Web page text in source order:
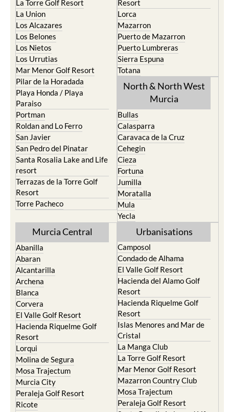
Los Alcazares
Los Belones
Los Nietos
Los Urrutias
Mar Menor Golf Resort
Pilar de la Horadada
Playa Honda / Playa
Paraiso
Portman
Roldan and Lo Ferro
San Javier
San Pedro del Pinatar
Santa Rosalia Lake and Life
resort
Terrazas de la Torre Golf
Resort
Torre Pacheco
Mazarron
Puerto de Mazarron
Puerto Lumbreras
Sierra Espuna
Totana
North & North West
Murcia
Caravaca de la Cruz
Cehegin
Cieza
Fortuna
Jumilla
Moratalla
Mula
Yecla
Murcia Central
Abanilla
Alcantarilla
Archena
Blanca
Corvera
El Valle Golf Resort
Hacienda Riquelme Golf
Resort
Lorqui
Molina de Segura
Mosa Trajectum
Murcia City
Peraleja Golf Resort
Ricote
Sucina
Camposol
El Valle Golf Resort
Hacienda del Alamo Golf
Resort
Hacienda Riquelme Golf
Resort
Islas Menores and Mar de
Cristal
La Manga Club
La Torre Golf Resort
Mar Menor Golf Resort
Mazarron Country Club
Mosa Trajectum
Peraleja Golf Resort
Santa Rosalia Lake and Life
resort